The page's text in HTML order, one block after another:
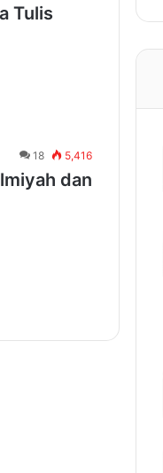
Tulis
18 5,416
dan